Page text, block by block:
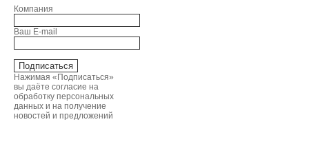
Компания
Ваш E-mail
Нажимая «Подписаться»
вы даёте согласие на
обработку персональных
данных и на получение
новостей и предложений